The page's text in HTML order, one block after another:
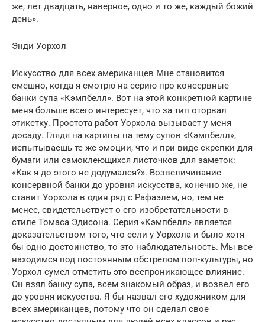
же, лет двадцать, наверное, одно и то же, каждый божий
день».
Энди Уорхол
Искусство для всех американцев Мне становится
смешно, когда я смотрю на серию про консервные
банки супа «Кэмпбелл». Вот на этой конкретной картине
меня больше всего интересует, что за тип оторвал
этикетку. Простота работ Уорхола вызывает у меня
досаду. Глядя на картины на тему супов «Кэмпбелл»,
испытываешь те же эмоции, что и при виде скрепки для
бумаги или самоклеющихся листочков для заметок:
«Как я до этого не додумался?». Возвеличивание
консервной банки до уровня искусства, конечно же, не
ставит Уорхола в один ряд с Рафаэлем, но, тем не
менее, свидетельствует о его изобретательности в
стиле Томаса Эдисона. Серия «Кэмпбелл» является
доказательством того, что если у Уорхола и было хотя
бы одно достоинство, то это наблюдательность. Мы все
находимся под постоянным обстрелом поп-культуры, но
Уорхол сумел отметить это всепроникающее влияние.
Он взял банку супа, всем знакомый образ, и возвел его
до уровня искусства. Я бы назвал его художником для
всех американцев, потому что он сделал свое